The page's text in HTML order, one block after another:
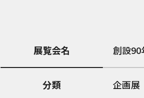
展覧会名 創設
分類 企画展